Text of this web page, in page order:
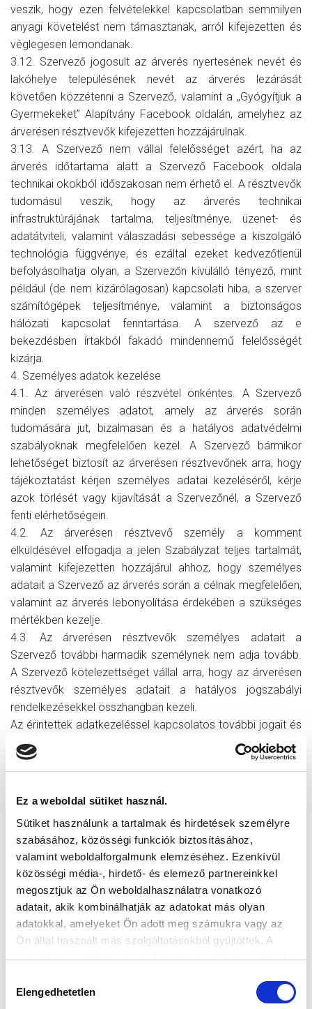
Ez a weboldal sütiket használ.
Sütiket használunk a tartalmak és hirdetések személyre
szabásához, közösségi funkciók biztosításához,
valamint weboldalforgalmunk elemzéséhez. Ezenkívül
közösségi média-, hirdető- és elemező partnereinkkel
megosztjuk az Ön weboldalhasználatra vonatkozó
adatait, akik kombinálhatják az adatokat más olyan
adatokkal, amelyeket Ön adott meg számukra vagy az
Ön által használt más szolgáltatásokból gyűjtöttek. A
weboldalon való böngészés folytatásával Ön hozzájárul a
kiválasztása
Elengedhetetlen
veszik, hogy ezen felvételekkel kapcsolatban semmilyen
anyagi követelést nem támasztanak, arról kifejezetten és
véglegesen lemondanak.
3.12. Szervező jogosult az árverés nyertesének nevét és
lakóhelye településének nevét az árverés lezárását
követően közzétenni a Szervező, valamint a „Gyógyítjuk a
Gyermekeket” Alapítvány Facebook oldalán, amelyhez az
árverésen résztvevők kifejezetten hozzájárulnak.
3.13. A Szervező nem vállal felelősséget azért, ha az
árverés időtartama alatt a Szervező Facebook oldala
technikai okokból időszakosan nem érhető el. A résztvevők
tudomásul veszik, hogy az árverés technikai
infrastruktúrájának tartalma, teljesítménye, üzenet- és
adatátviteli, valamint válaszadási sebessége a kiszolgáló
technológia függvénye, és ezáltal ezeket kedvezőtlenül
befolyásolhatja olyan, a Szervezőn kívülálló tényező, mint
például (de nem kizárólagosan) kapcsolati hiba, a szerver
számítógépek teljesítménye, valamint a biztonságos
hálózati kapcsolat fenntartása. A szervező az e
bekezdésben írtakból fakadó mindennemű felelősségét
kizárja.
4. Személyes adatok kezelése
4.1. Az árverésen való részvétel önkéntes. A Szervező
minden személyes adatot, amely az árverés során
tudomására jut, bizalmasan és a hatályos adatvédelmi
szabályoknak megfelelően kezel. A Szervező bármikor
lehetőséget biztosít az árverésen résztvevőnek arra, hogy
tájékoztatást kérjen személyes adatai kezeléséről, kérje
azok törlését vagy kijavítását a Szervezőnél, a Szervező
fenti elérhetőségein.
4.2. Az árverésen résztvevő személy a komment
elküldésével elfogadja a jelen Szabályzat teljes tartalmát,
valamint kifejezetten hozzájárul ahhoz, hogy személyes
adatait a Szervező az árverés során a célnak megfelelően,
valamint az árverés lebonyolítása érdekében a szükséges
mértékben kezelje.
4.3. Az árverésen résztvevők személyes adatait a
Szervező további harmadik személynek nem adja tovább.
A Szervező kötelezettséget vállal arra, hogy az árverésen
résztvevők személyes adatait a hatályos jogszabályi
rendelkezésekkel összhangban kezeli.
Az érintettek adatkezeléssel kapcsolatos további jogait és
jogorvoslati lehetőségeit az információs önrendelkezési
jogról és az információszabadságról szóló 2011. évi CXII.
Szervező az adatokat az árverés alapján elnyert tárgy
5. Vegyes rendelkezések
5.1. Az árverésen való részvétel a jelen Szabályzat
kifejezett tudomásulvételét és visszavonhatatlan
elfogadását jelenti.
5.2. A Szervező fenntartja a jogot – de nem kötelezi magát
– hogy az árverésre felajánlott tárgyat nyilvános program
keretében adja át a nyertesnek, továbbá nyilvánosságra
reklámcélokat szolgáló audió-, fotó és videó anyagokban.
5.3. A Szervező bármely, az árveréssel kapcsolatos